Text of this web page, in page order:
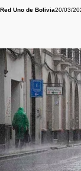
Red Uno de Bolivia20/03/